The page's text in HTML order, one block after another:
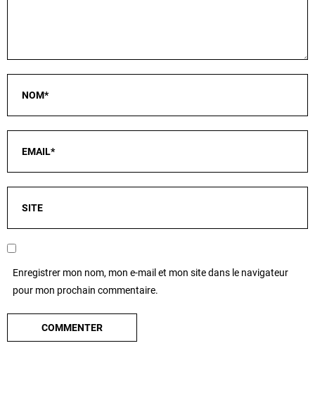
Enregistrer mon nom, mon e-mail et mon site dans le navigateur
pour mon prochain commentaire.